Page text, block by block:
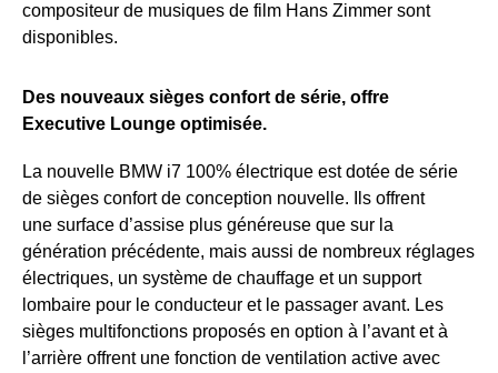
compositeur de musiques de film Hans Zimmer sont
disponibles.
Des nouveaux sièges confort de série, offre
Executive Lounge optimisée.
La nouvelle BMW i7 100% électrique est dotée de série
de sièges confort de conception nouvelle. Ils offrent
une surface d’assise plus généreuse que sur la
génération précédente, mais aussi de nombreux réglages
électriques, un système de chauffage et un support
lombaire pour le conducteur et le passager avant. Les
sièges multifonctions proposés en option à l’avant et à
l’arrière offrent une fonction de ventilation active avec